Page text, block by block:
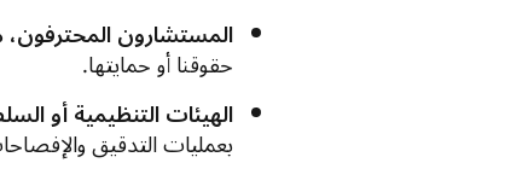
المستشارون المحترفون،
حقوقنا أو حمايتها.
الهيئات التنظيمية أو
بعمليات التدقيق